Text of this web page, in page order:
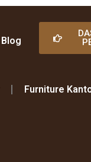
Blog
Furniture